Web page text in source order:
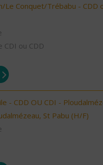
Le Conquet/Trébabu - CDD
CDI ou CDD
- CDD OU CDI -
St Pabu (H/F)